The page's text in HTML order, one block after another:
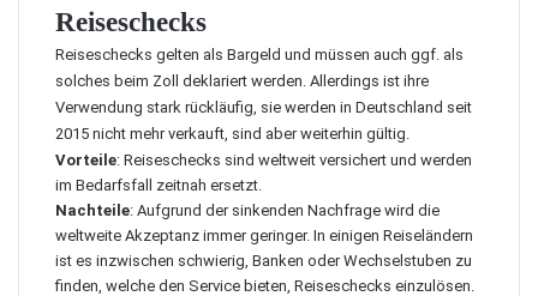
Reiseschecks
Reiseschecks gelten als Bargeld und müssen auch ggf. als
solches beim Zoll deklariert werden. Allerdings ist ihre
Verwendung stark rückläufig, sie werden in Deutschland seit
2015 nicht mehr verkauft, sind aber weiterhin gültig.
Vorteile: Reiseschecks sind weltweit versichert und werden
im Bedarfsfall zeitnah ersetzt.
Nachteile: Aufgrund der sinkenden Nachfrage wird die
weltweite Akzeptanz immer geringer. In einigen Reiseländern
ist es inzwischen schwierig, Banken oder Wechselstuben zu
finden, welche den Service bieten, Reiseschecks einzulösen.